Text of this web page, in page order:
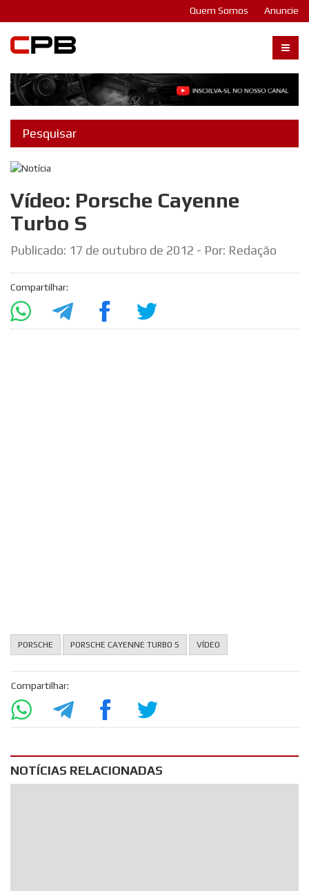
Quem Somos Anuncie
Vídeo: Porsche Cayenne
Turbo S
Publicado: 17 de outubro de 2012 - Por: Redação
Compartilhar:
PORSCHE PORSCHE CAYENNE TURBO S VÍDEO
Compartilhar:
NOTÍCIAS RELACIONADAS